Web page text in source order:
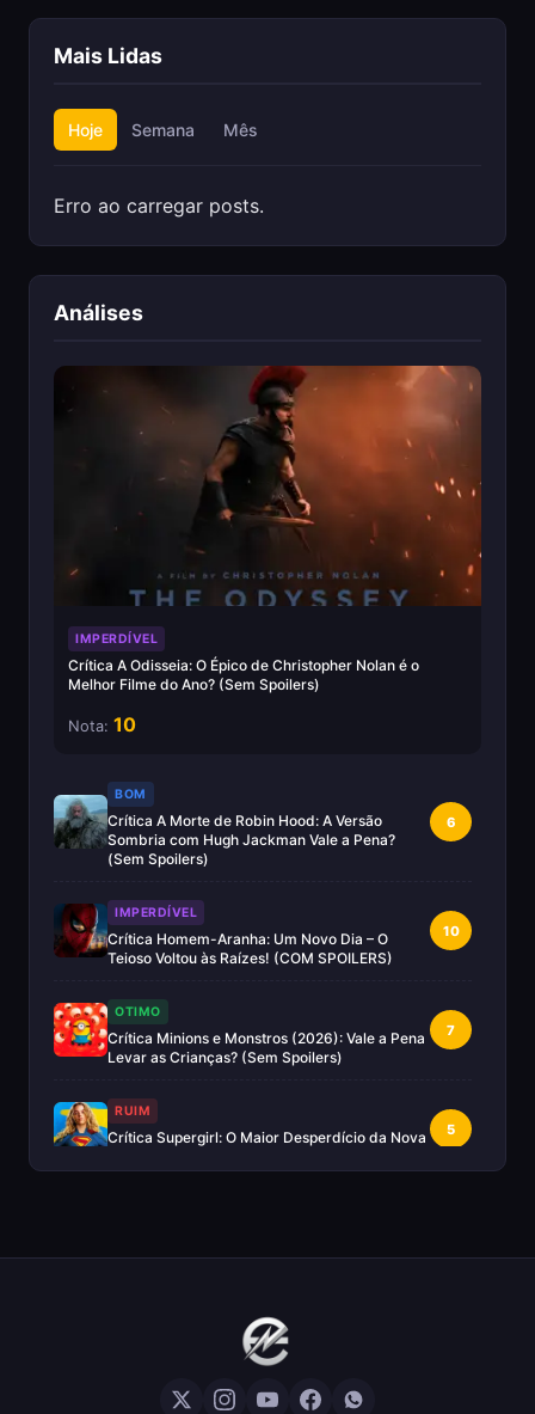
Mais Lidas
Hoje Semana Mês
Erro ao carregar posts.
Análises
IMPERDÍVEL
Crítica A Odisseia: O Épico de Christopher Nolan é o
Melhor Filme do Ano? (Sem Spoilers)
Nota: 10
BOM
Crítica A Morte de Robin Hood: A Versão
Sombria com Hugh Jackman Vale a Pena?
(Sem Spoilers)
6
IMPERDÍVEL
Crítica Homem-Aranha: Um Novo Dia – O
Teioso Voltou às Raízes! (COM SPOILERS)
10
OTIMO
Crítica Minions e Monstros (2026): Vale a Pena
Levar as Crianças? (Sem Spoilers)
7
RUIM
Crítica Supergirl: O Maior Desperdício da Nova
5
Nostálgica Que o Cinema Precisava(Sem
Crítica | Spider-Noir: A Melhor Série de Heróis